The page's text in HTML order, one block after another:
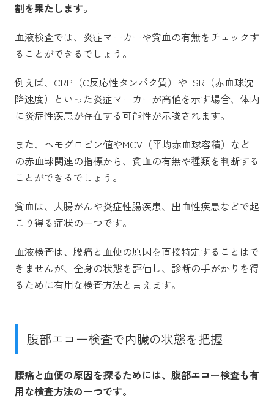
割を果たします。
血液検査では、炎症マーカーや貧血の有無をチェックす
ることができるでしょう。
例えば、CRP（C反応性タンパク質）やESR（赤血球沈
降速度）といった炎症マーカーが高値を示す場合、体内
に炎症性疾患が存在する可能性が示唆されます。
また、ヘモグロビン値やMCV（平均赤血球容積）など
の赤血球関連の指標から、貧血の有無や種類を判断する
ことができるでしょう。
貧血は、大腸がんや炎症性腸疾患、出血性疾患などで起
こり得る症状の一つです。
血液検査は、腰痛と血便の原因を直接特定することはで
きませんが、全身の状態を評価し、診断の手がかりを得
るために有用な検査方法と言えます。
腹部エコー検査で内臓の状態を把握
腰痛と血便の原因を探るためには、腹部エコー検査も有
用な検査方法の一つです。